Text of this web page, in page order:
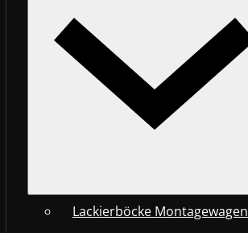
Lackierböcke Montagewagen